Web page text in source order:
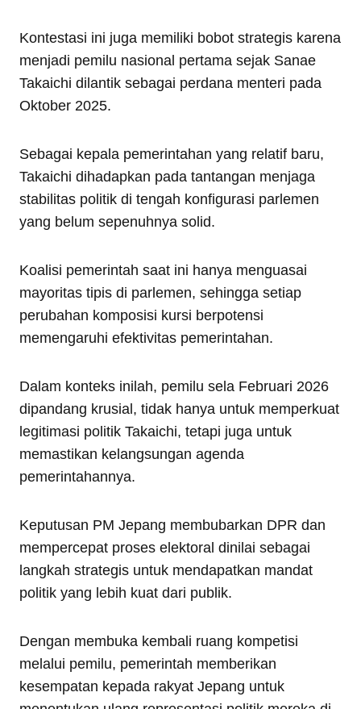
Kontestasi ini juga memiliki bobot strategis karena
menjadi pemilu nasional pertama sejak Sanae
Takaichi dilantik sebagai perdana menteri pada
Oktober 2025.
Sebagai kepala pemerintahan yang relatif baru,
Takaichi dihadapkan pada tantangan menjaga
stabilitas politik di tengah konfigurasi parlemen
yang belum sepenuhnya solid.
Koalisi pemerintah saat ini hanya menguasai
mayoritas tipis di parlemen, sehingga setiap
perubahan komposisi kursi berpotensi
memengaruhi efektivitas pemerintahan.
Dalam konteks inilah, pemilu sela Februari 2026
dipandang krusial, tidak hanya untuk memperkuat
legitimasi politik Takaichi, tetapi juga untuk
memastikan kelangsungan agenda
pemerintahannya.
Keputusan PM Jepang membubarkan DPR dan
mempercepat proses elektoral dinilai sebagai
langkah strategis untuk mendapatkan mandat
politik yang lebih kuat dari publik.
Dengan membuka kembali ruang kompetisi
melalui pemilu, pemerintah memberikan
kesempatan kepada rakyat Jepang untuk